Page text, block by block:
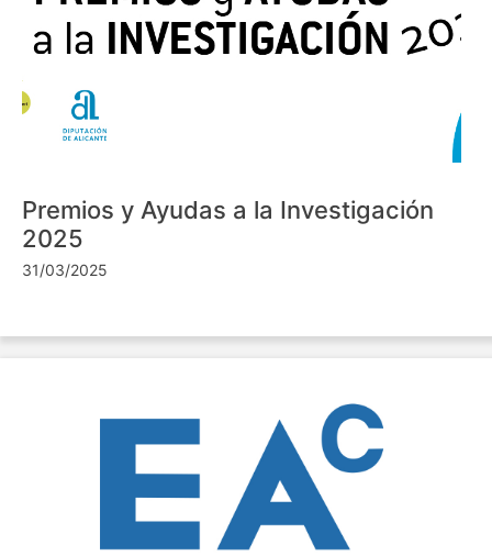
Premios y Ayudas a la Investigación
2025
31/03/2025